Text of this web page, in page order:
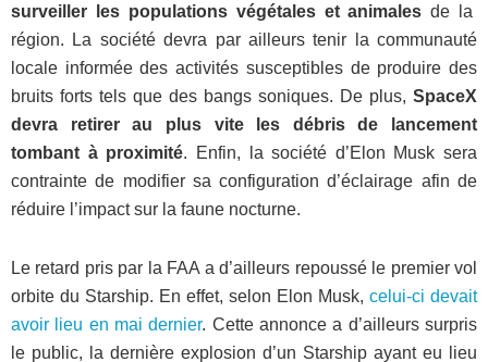
surveiller les populations végétales et animales de la
région. La société devra par ailleurs tenir la communauté
locale informée des activités susceptibles de produire des
bruits forts tels que des bangs soniques. De plus, SpaceX
devra retirer au plus vite les débris de lancement
tombant à proximité. Enfin, la société d’Elon Musk sera
contrainte de modifier sa configuration d’éclairage afin de
réduire l’impact sur la faune nocturne.
Le retard pris par la FAA a d’ailleurs repoussé le premier vol
orbite du Starship. En effet, selon Elon Musk, celui-ci devait
avoir lieu en mai dernier. Cette annonce a d’ailleurs surpris
le public, la dernière explosion d’un Starship ayant eu lieu